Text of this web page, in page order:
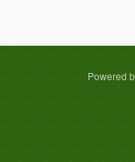
Powered